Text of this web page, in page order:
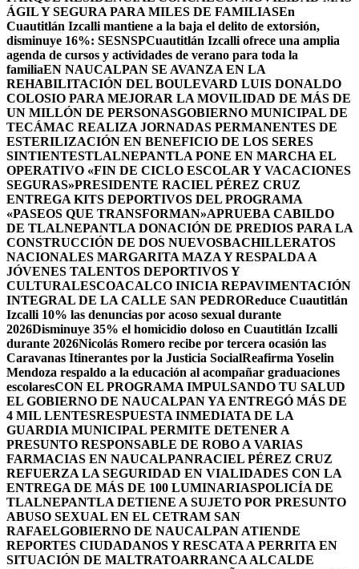
ÁGIL Y SEGURA PARA MILES DE FAMILIASEn
Cuautitlán Izcalli mantiene a la baja el delito de extorsión,
disminuye 16%: SESNSPCuautitlán Izcalli ofrece una amplia
agenda de cursos y actividades de verano para toda la
familiaEN NAUCALPAN SE AVANZA EN LA
REHABILITACIÓN DEL BOULEVARD LUIS DONALDO
COLOSIO PARA MEJORAR LA MOVILIDAD DE MÁS DE
UN MILLÓN DE PERSONASGOBIERNO MUNICIPAL DE
TECÁMAC REALIZA JORNADAS PERMANENTES DE
ESTERILIZACIÓN EN BENEFICIO DE LOS SERES
SINTIENTESTLALNEPANTLA PONE EN MARCHA EL
OPERATIVO «FIN DE CICLO ESCOLAR Y VACACIONES
SEGURAS»PRESIDENTE RACIEL PÉREZ CRUZ
ENTREGA KITS DEPORTIVOS DEL PROGRAMA
«PASEOS QUE TRANSFORMAN»APRUEBA CABILDO
DE TLALNEPANTLA DONACIÓN DE PREDIOS PARA LA
CONSTRUCCIÓN DE DOS NUEVOSBACHILLERATOS
NACIONALES MARGARITA MAZA Y RESPALDA A
JÓVENES TALENTOS DEPORTIVOS Y
CULTURALESCOACALCO INICIA REPAVIMENTACIÓN
INTEGRAL DE LA CALLE SAN PEDROReduce Cuautitlán
Izcalli 10% las denuncias por acoso sexual durante
2026Disminuye 35% el homicidio doloso en Cuautitlán Izcalli
durante 2026Nicolás Romero recibe por tercera ocasión las
Caravanas Itinerantes por la Justicia SocialReafirma Yoselin
Mendoza respaldo a la educación al acompañar graduaciones
escolaresCON EL PROGRAMA IMPULSANDO TU SALUD
EL GOBIERNO DE NAUCALPAN YA ENTREGÓ MÁS DE
4 MIL LENTESRESPUESTA INMEDIATA DE LA
GUARDIA MUNICIPAL PERMITE DETENER A
PRESUNTO RESPONSABLE DE ROBO A VARIAS
FARMACIAS EN NAUCALPANRACIEL PÉREZ CRUZ
REFUERZA LA SEGURIDAD EN VIALIDADES CON LA
ENTREGA DE MÁS DE 100 LUMINARIASPOLICÍA DE
TLALNEPANTLA DETIENE A SUJETO POR PRESUNTO
ABUSO SEXUAL EN EL CETRAM SAN
RAFAELGOBIERNO DE NAUCALPAN ATIENDE
REPORTES CIUDADANOS Y RESCATA A PERRITA EN
SITUACIÓN DE MALTRATOARRANCA ALCALDE